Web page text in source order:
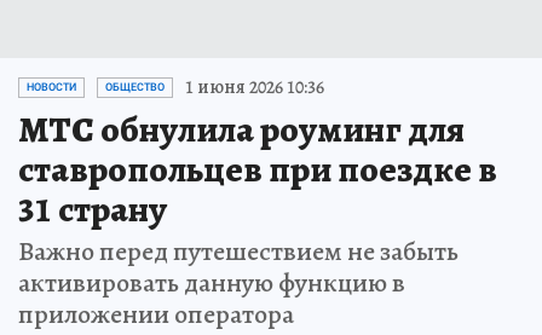
НОВОСТИ ОБЩЕСТВО 1 июня 2026 10:36
МТС обнулила роуминг для
ставропольцев при поездке в
31 страну
Важно перед путешествием не забыть
активировать данную функцию в
приложении оператора